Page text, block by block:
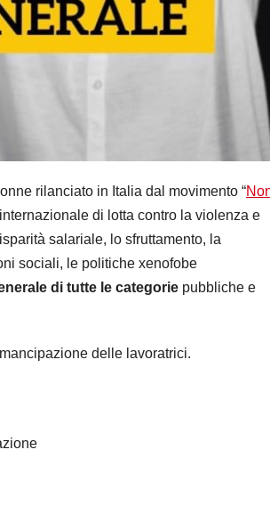
rilanciato in Italia dal movimento “
di lotta contro la violenza e
salariale, lo sfruttamento, la
sociali, le politiche xenofobe
di tutte le categorie pubbliche e
delle lavoratrici.